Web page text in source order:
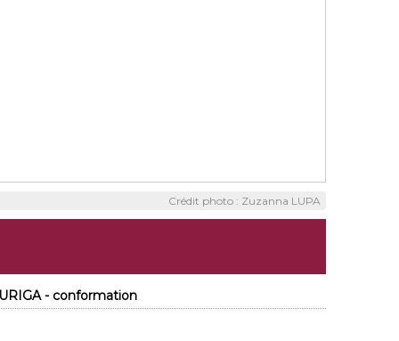
Crédit photo : Zuzanna LUPA
- conformation